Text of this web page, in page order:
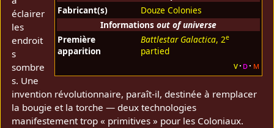
Fabricant(s)
Douze Colonies
Informations out of universe
Première
apparition
Battlestar Galactica, 2e
partied
v d m
éclairer
les
endroit
s
sombre
s. Une
invention révolutionnaire, paraît‑il, destinée à remplacer
la bougie et la torche — deux technologies
manifestement trop « primitives » pour les Coloniaux.